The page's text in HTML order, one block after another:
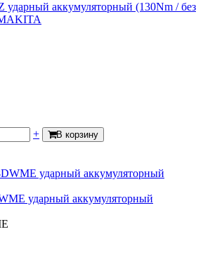
аккумуляторный (130Nm / без
+ В корзину
ударный аккумуляторный